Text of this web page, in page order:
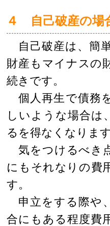
４ 自己破産の場
自己破産は、簡
財産もマイナスの
続きです。
個人再生で債務
しいような場合は
るを得なくなります
気をつけるべき
にもそれなりの費
す。
申立をする際や
合にもある程度費